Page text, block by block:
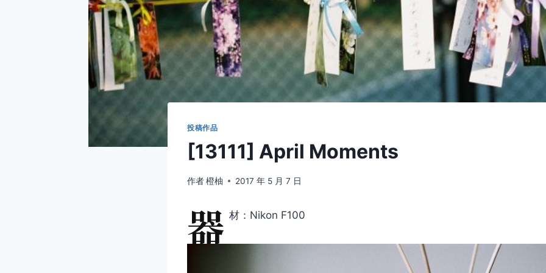
投稿作品
[13111] April Moments
作者橙柚 2017 年 5 月 7 日
器 材：Nikon F100